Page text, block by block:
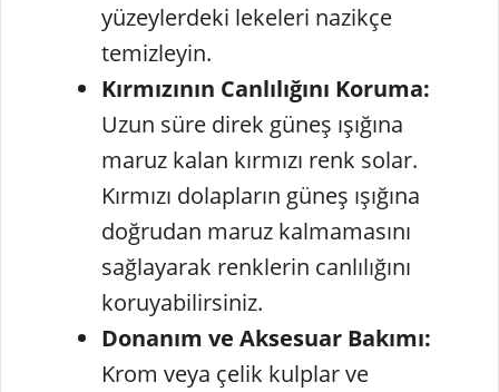
yüzeylerdeki lekeleri nazikçe
temizleyin.
Kırmızının Canlılığını Koruma:
Uzun süre direk güneş ışığına
maruz kalan kırmızı renk solar.
Kırmızı dolapların güneş ışığına
doğrudan maruz kalmamasını
sağlayarak renklerin canlılığını
koruyabilirsiniz.
Donanım ve Aksesuar Bakımı:
Krom veya çelik kulplar ve